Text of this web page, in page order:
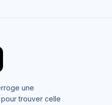
une
trouver celle